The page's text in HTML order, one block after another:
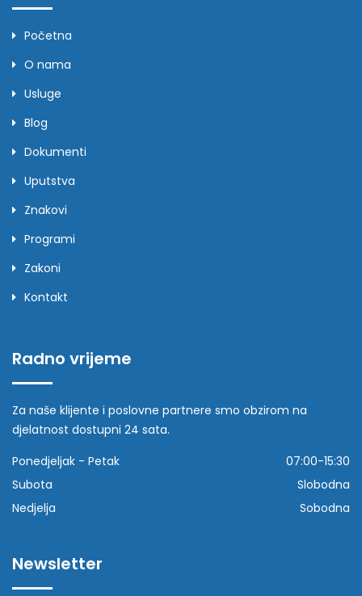
Početna
O nama
Usluge
Blog
Dokumenti
Uputstva
Znakovi
Programi
Zakoni
Kontakt
Radno vrijeme
Za naše klijente i poslovne partnere smo obzirom na
djelatnost dostupni 24 sata.
Ponedjeljak - Petak
07:00-15:30
Subota
Slobodna
Nedjelja
Sobodna
Newsletter